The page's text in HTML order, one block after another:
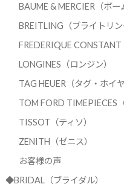
BAUME & MERCIER（ボー
BREITLING（ブライトリン
FREDERIQUE CONSTANT
LONGINES（ロンジン）
TAG HEUER（タグ・ホイヤ
TOM FORD TIMEPIECES
TISSOT（ティソ）
ZENITH（ゼニス）
お客様の声
◆BRIDAL（ブライダル）